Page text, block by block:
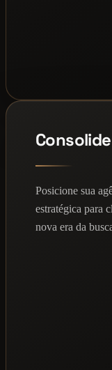
Posicione sua
estratégica para
nova era da